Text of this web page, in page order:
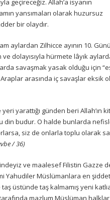
geçireceğiz. Allah’a isyanın
yansımaları olarak huzursuz
bir olaydır.
aylardan Zilhicce ayının 10.
dolayısıyla hürmete lâyık
savaşmak yasak olduğu için
Araplar arasında iç savaşlar eksik
yarattığı günden beri Allah’ın
din budur. O halde bunlarda
siz de onlarla toplu olarak
/ 36)
ve maalesef Filistin Gazze
Yahudiler Müslümanlara en
üstünde taş kalmamış yeni
mazlum Müslüman